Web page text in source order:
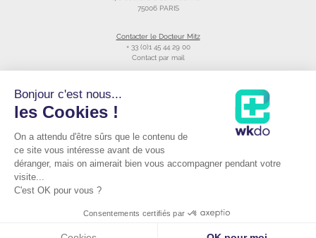
75006 PARIS
Contacter le Docteur Mitz
+ 33 (0)1 45 44 29 00
Contact par mail
Raccourcis
Prendre RDV avec le Docteur Mitz
Podcast du Dr Mitz
Mentions Légales
Bonjour c'est nous...
les Cookies !
On a attendu d'être sûrs que le contenu de
ce site vous intéresse avant de vous
déranger, mais on aimerait bien vous accompagner pendant votre
visite...
C'est OK pour vous ?
Consentements certifiés par